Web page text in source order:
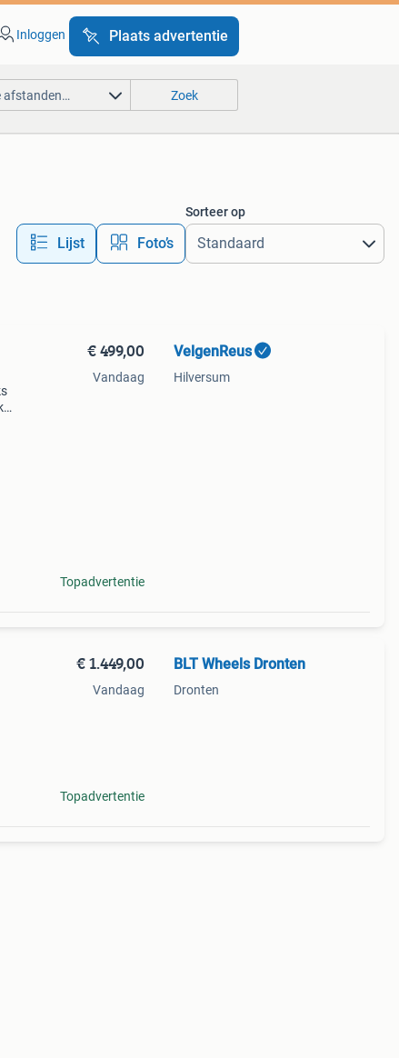
Inloggen Plaats advertentie
afstanden… Zoek
Lijst Foto’s
Sorteer op
€ 499,00
Vandaag
Topadvertentie
VelgenReus
Hilversum
€ 1.449,00
Vandaag
Topadvertentie
BLT Wheels Dronten
Dronten